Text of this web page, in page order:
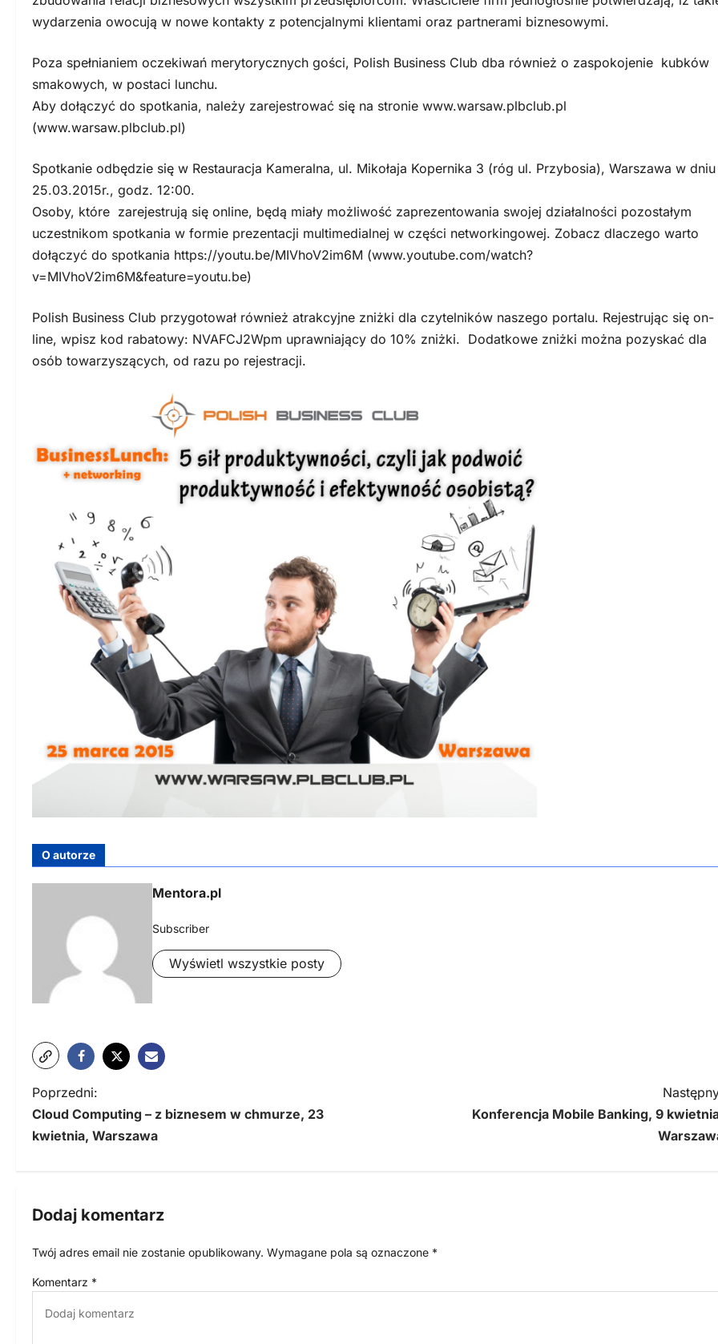
wydarzenia owocują w nowe kontakty z potencjalnymi klientami oraz partnerami biznesowymi.
Poza spełnianiem oczekiwań merytorycznych gości, Polish Business Club dba również o zaspokojenie kubków
smakowych, w postaci lunchu.
Aby dołączyć do spotkania, należy zarejestrować się na stronie www.warsaw.plbclub.pl
(www.warsaw.plbclub.pl)
Spotkanie odbędzie się w Restauracja Kameralna, ul. Mikołaja Kopernika 3 (róg ul. Przybosia), Warszawa w dniu
25.03.2015r., godz. 12:00.
Osoby, które zarejestrują się online, będą miały możliwość zaprezentowania swojej działalności pozostałym
uczestnikom spotkania w formie prezentacji multimedialnej w części networkingowej. Zobacz dlaczego warto
dołączyć do spotkania https://youtu.be/MIVhoV2im6M (www.youtube.com/watch?
v=MIVhoV2im6M&feature=youtu.be)
Polish Business Club przygotował również atrakcyjne zniżki dla czytelników naszego portalu. Rejestrując się on-
line, wpisz kod rabatowy: NVAFCJ2Wpm uprawniający do 10% zniżki. Dodatkowe zniżki można pozyskać dla
osób towarzyszących, od razu po rejestracji.
O autorze
Mentora.pl
Subscriber
Wyświetl wszystkie posty
N
a
g
j
Poprzedni:
Cloud Computing – z biznesem w chmurze, 23
kwietnia, Warszawa
Konferencja Mobile Banking, 9
Dodaj komentarz
Twój adres email nie zostanie opublikowany. Wymagane pola są oznaczone *
Komentarz *